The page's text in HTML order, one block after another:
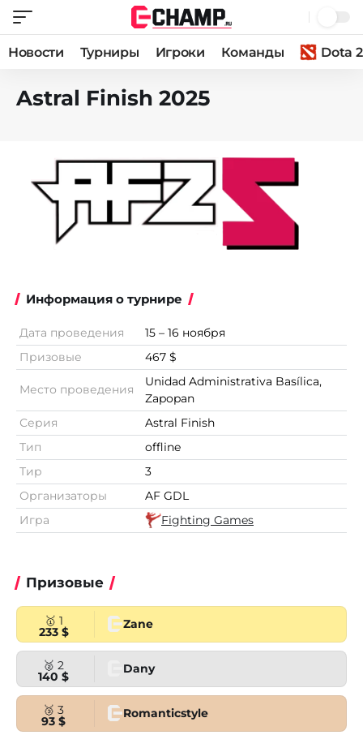
Новости Турниры Игроки Команды Dota 2
Astral Finish 2025
Информация о турнире
Дата проведения
15 – 16 ноября
Призовые
467 $
Место проведения
Unidad Administrativa Basílica,
Zapopan
Серия
Astral Finish
Тип
offline
Тир
3
Организаторы
AF GDL
Игра
Fighting Games
Призовые
🥇 1
233 $
Zane
🥈 2
140 $
Dany
🥉 3
93 $
Romanticstyle